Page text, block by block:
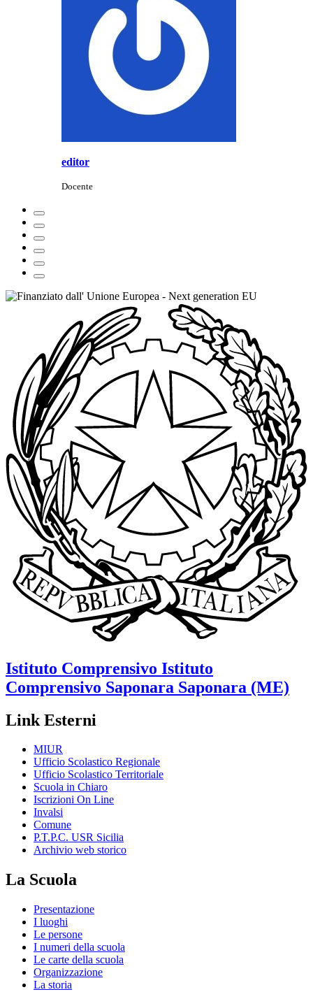
editor
Docente
Istituto Comprensivo Istituto
Comprensivo Saponara Saponara (ME)
Link Esterni
MIUR
Ufficio Scolastico Regionale
Ufficio Scolastico Territoriale
Scuola in Chiaro
Iscrizioni On Line
Invalsi
Comune
P.T.P.C. USR Sicilia
Archivio web storico
La Scuola
Presentazione
I luoghi
Le persone
I numeri della scuola
Le carte della scuola
Organizzazione
La storia